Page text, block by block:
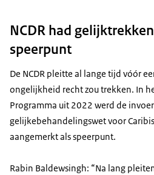
NCDR had
speerpunt
De NCDR pleitte al lange tijd vóór
ongelijkheid recht zou trekken. In
Programma uit 2022 werd de
gelijkebehandelingswet voor
aangemerkt als speerpunt.
Rabin Baldewsingh: “Na lang